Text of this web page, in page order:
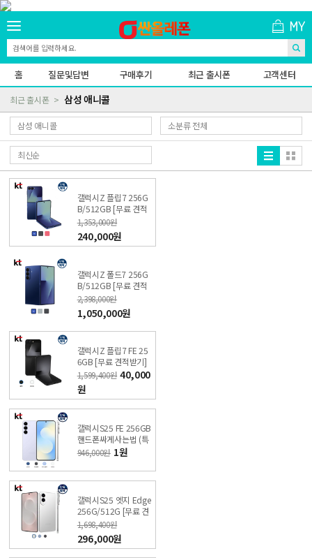
홈 질문및답변 구매후기 최근 출시폰 고객센터
최근 출시폰 삼성 애니콜
갤럭시Z 플립7 256G
B/512GB [무료 견적
받기] 싼올레폰
1,353,000원
240,000원
갤럭시Z 폴드7 256G
B/512GB [무료 견적
받기] 싼올레폰
2,398,000원
1,050,000원
갤럭시Z 플립7 FE 25
6GB [무료 견적받기]
싼올레폰
1,599,400원 40,000
원
갤럭시S25 FE 256GB
핸드폰싸게사는법 (특
가폰 신청) KT샵 직영
946,000원 1원
갤럭시S25 엣지 Edge
256G/512G [무료 견
적받기] 싼올레폰
1,698,400원
296,000원